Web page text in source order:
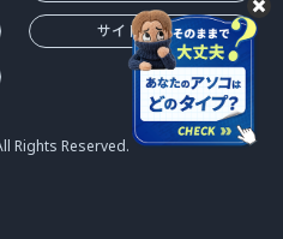
サイトマップ
Rights Reserved.